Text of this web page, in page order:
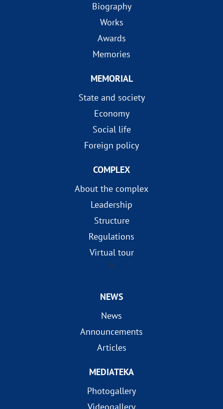
Biography
Works
Awards
Memories
MEMORIAL
State and society
Economy
Social life
Foreign policy
COMPLEX
About the complex
Leadership
Structure
Regulations
Virtual tour
?>
NEWS
News
Announcements
Articles
MEDIATEKA
Photogallery